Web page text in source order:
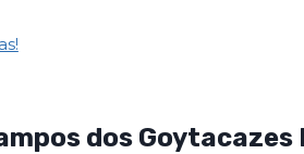
dos Goytacazes